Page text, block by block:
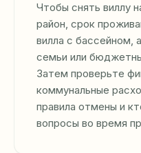
Чтобы снять виллу
район, срок
вилла с бассейном,
семьи или
Затем проверьте
коммунальные
правила отмены и
вопросы во время